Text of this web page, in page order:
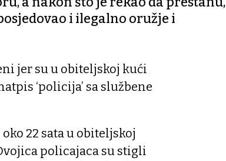
i ilegalno oružje i
jer su u obiteljskoj kući
‘policija’ sa službene
22 sata u obiteljskoj
policajaca su stigli